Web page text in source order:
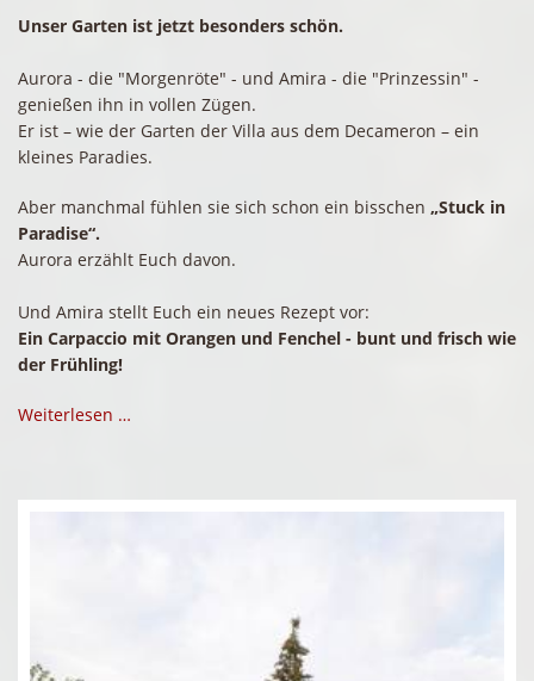
Unser Garten ist jetzt besonders schön.
Aurora - die "Morgenröte" - und Amira - die "Prinzessin" -
genießen ihn in vollen Zügen.
Er ist – wie der Garten der Villa aus dem Decameron – ein
kleines Paradies.
Aber manchmal fühlen sie sich schon ein bisschen „Stuck in
Paradise“.
Aurora erzählt Euch davon.
Und Amira stellt Euch ein neues Rezept vor:
Ein Carpaccio mit Orangen und Fenchel - bunt und frisch wie
der Frühling!
Weiterlesen …